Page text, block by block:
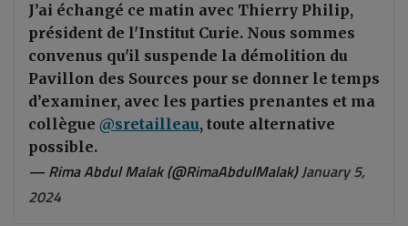
J’ai échangé ce matin avec Thierry Philip,
président de l'Institut Curie. Nous sommes
convenus qu'il suspende la démolition du
Pavillon des Sources pour se donner le temps
d’examiner, avec les parties prenantes et ma
collègue @sretailleau, toute alternative
possible.
— Rima Abdul Malak (@RimaAbdulMalak)January 5,
2024